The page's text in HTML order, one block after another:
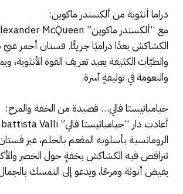
دراما أنثوية من ألكسندر ماكوين:
الكشاكش بعدًا دراميًا جريئًا. فستان أحمر غنيّ
والطيّات الكثيفة يعيد تعريف القوة الأنثوية،
والنعومة في توليفةٍ آسرة.
جيامباتيستا فالي… قصيدة من الخفة والمرح:
الرومانسية بأسلوبه المفعم بالحلم، عبر
تتراقص فيه الكشاكش بخفةٍ حول الخصر
يفيض أنوثة ومرحًا، ويدعو إلى التمسك